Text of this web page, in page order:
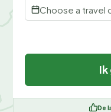
Choose a travel
De